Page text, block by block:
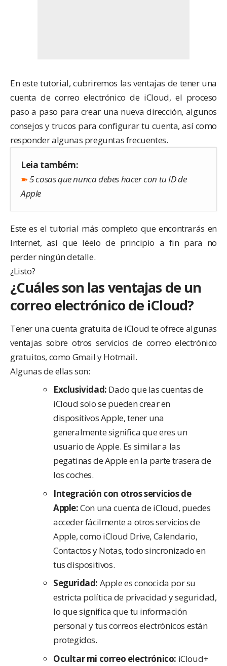
En este tutorial, cubriremos las ventajas de tener una
cuenta de correo electrónico de iCloud, el proceso
paso a paso para crear una nueva dirección, algunos
consejos y trucos para configurar tu cuenta, así como
responder algunas preguntas frecuentes.
Leia também:
➽5 cosas que nunca debes hacer con tu ID de
Apple
Este es el tutorial más completo que encontrarás en
Internet, así que léelo de principio a fin para no
perder ningún detalle.
¿Listo?
¿Cuáles son las ventajas de un
correo electrónico de iCloud?
Tener una cuenta gratuita de iCloud te ofrece algunas
ventajas sobre otros servicios de correo electrónico
gratuitos, como Gmail y Hotmail.
Algunas de ellas son:
Exclusividad: Dado que las cuentas de
iCloud solo se pueden crear en
dispositivos Apple, tener una
generalmente significa que eres un
usuario de Apple. Es similar a las
pegatinas de Apple en la parte trasera de
los coches.
Integración con otros servicios de
Apple:Con una cuenta de iCloud, puedes
acceder fácilmente a otros servicios de
Apple, como iCloud Drive, Calendario,
Contactos y Notas, todo sincronizado en
tus dispositivos.
Seguridad: Apple es conocida por su
estricta política de privacidad y seguridad,
lo que significa que tu información
personal y tus correos electrónicos están
protegidos.
Ocultar mi correo electrónico: iCloud+